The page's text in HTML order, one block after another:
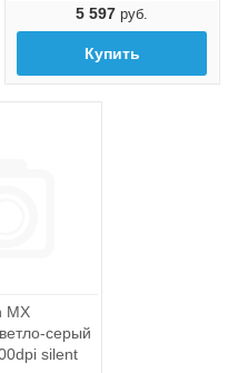
5 597руб.
Купить
MX
серый
silent